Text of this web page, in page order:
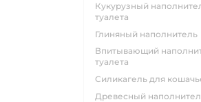
кукурузный наполнитель для кошачьего
туалета
глиняный наполнитель
впитывающий наполнитель для кошачьего
туалета
силикагель для
древесный